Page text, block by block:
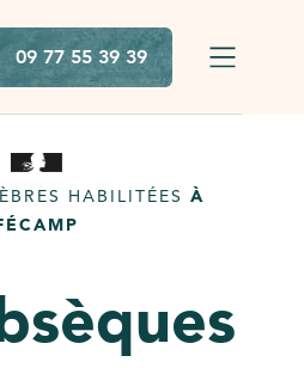
09 77 55 39 39
HABILITÉES À